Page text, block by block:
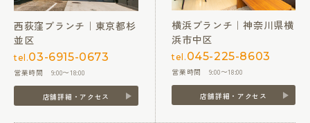
西荻窪ブランチ｜東京都杉
並区
tel.03-6915-0673
営業時間 9:00〜18:00
店舗詳細・アクセス
横浜ブランチ｜神奈川県横
浜市中区
tel. 045-225-8603
営業時間 9:00〜18:00
店舗詳細・アクセス